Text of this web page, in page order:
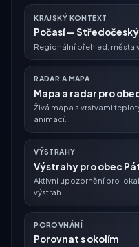
KRAJSKÝ KONTEXT
Počasí —
Regionální přehled, města
RADAR A MAPA
Mapa a radar pro
Živá mapa s vrstvami
animací.
VÝSTRAHY
Výstrahy pro obec
Aktivní upozornění pro
výstrah.
POROVNÁNÍ
Porovnat s okolím